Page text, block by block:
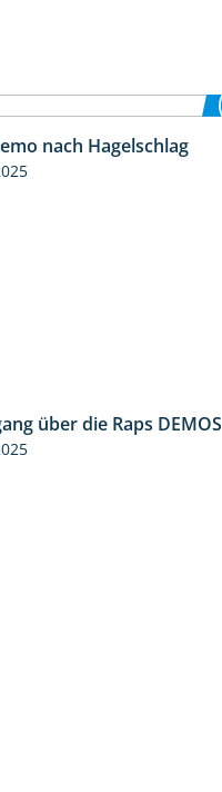
nach Hagelschlag
über die Raps DEMOS